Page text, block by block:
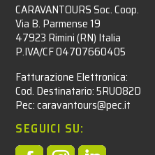
CARAVANTOURS Soc. Coop.
Via B. Parmense 19
47923 Rimini (RN) Italia
P.IVA/CF 04707660405
Fatturazione Elettronica:
Cod. Destinatario: 5RUO82D
Pec: caravantours@pec.it
SEGUICI SU: